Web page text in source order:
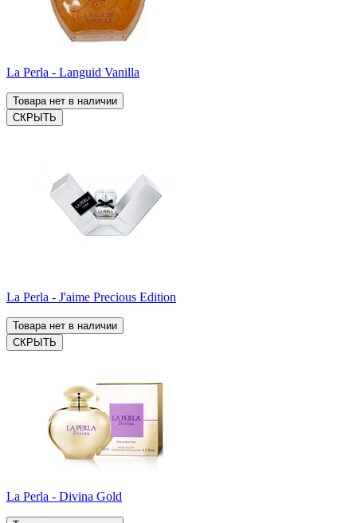
La Perla - Languid Vanilla
Товара нет в наличии
СКРЫТЬ
La Perla - J'aime Precious Edition
Товара нет в наличии
СКРЫТЬ
La Perla - Divina Gold